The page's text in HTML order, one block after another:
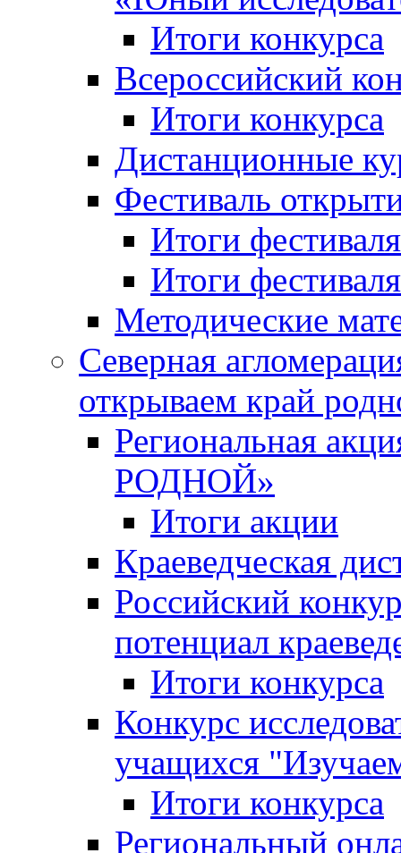
Итоги конкурса
Всероссийский
Итоги конкурса
Дистанционные
Фестиваль
Итоги
Итоги
Методические
Северная
открываем край
Региональная
РОДНОЙ»
Итоги акции
Краеведческая
Российский
потенциал
Итоги конкурса
Конкурс
учащихся
Итоги конкурса
Региональный